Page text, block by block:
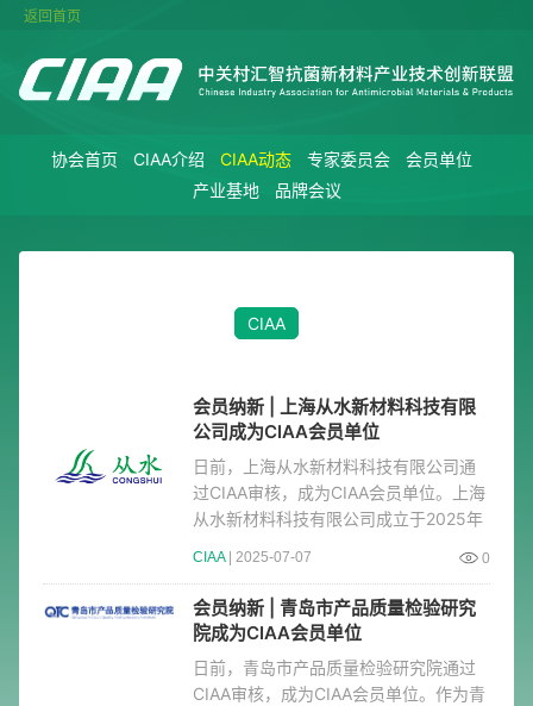
返回首页
协会首页 CIAA介绍 CIAA动态 专家委员会
会员单位
产业基地
品牌会议
CIAA
会员纳新 | 上海从水新材料科技有限
公司成为CIAA会员单位
日前，上海从水新材料科技有限公司通
过CIAA审核，成为CIAA会员单位。上海
从水新材料科技有限公司成立于2025年
CIAA| 2025-07-07 0
会员纳新 | 青岛市产品质量检验研究
院成为CIAA会员单位
日前，青岛市产品质量检验研究院通过
CIAA审核，成为CIAA会员单位。作为青